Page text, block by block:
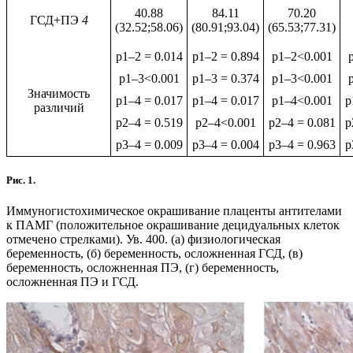
ГСД+ПЭ 4
40.88
(32.52;58.06)
84.11
(80.91;93.04)
70.20
(65.53;77.31)
Значимость
различий
p1–2 = 0.014 p1–2 = 0.894 p1–2<0.001
p1–3<0.001
p1–3 = 0.374 p1–3<0.001
p1–4 = 0.017
p1–4 = 0.017 p1–4<0.001
p2–4 = 0.519
p2–4<0.001 p2–4 = 0.081
p3–4 = 0.009
p3–4 = 0.004 p3–4 = 0.963
Рис. 1.
Иммуногистохимическое окрашивание плаценты антителами
к ПАМГ (положительное окрашивание децидуальных клеток
отмечено стрелками). Ув. 400. (а) физиологическая
беременность, (б) беременность, осложненная ГСД, (в)
беременность, осложненная ПЭ, (г) беременность,
осложненная ПЭ и ГСД.